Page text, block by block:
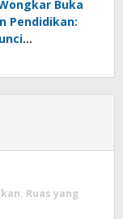
Buka
Pendidikan:
Ruas yang